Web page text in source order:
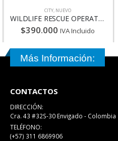
WILDLIFE RESCUE OPERATION – 60302
IVA Incluido
Más Información:
CONTACTOS
DIRECCIÓN:
Cra. 43 #32S-30 Envigado - Colombia
TELÉFONO:
(+57) 311 6869906